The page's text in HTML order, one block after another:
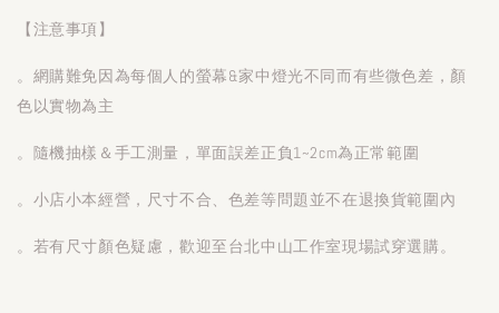
【注意事項】
。網購難免因為每個人的螢幕&家中燈光不同而有些微色差，顏
色以實物為主
。隨機抽樣＆手工測量，單面誤差正負1~2cm為正常範圍
。小店小本經營，尺寸不合、色差等問題並不在退換貨範圍內
。若有尺寸顏色疑慮，歡迎至台北中山工作室現場試穿選購。